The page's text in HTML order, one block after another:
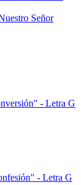
Señor
- Letra G
- Letra G